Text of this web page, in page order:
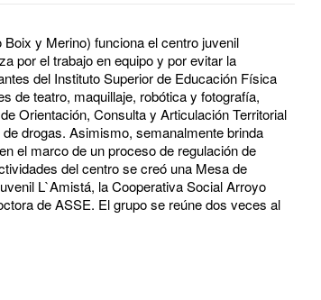
y Merino) funciona el centro juvenil
por el trabajo en equipo y por evitar la
del Instituto Superior de Educación Física
de teatro, maquillaje, robótica y fotografía,
Orientación, Consulta y Articulación Territorial
drogas. Asimismo, semanalmente brinda
el marco de un proceso de regulación de
del centro se creó una Mesa de
L`Amistá, la Cooperativa Social Arroyo
de ASSE. El grupo se reúne dos veces al